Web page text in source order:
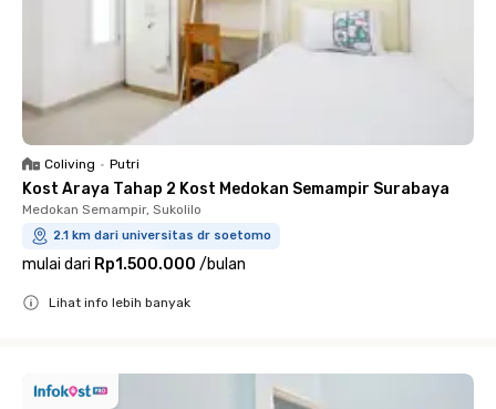
Coliving • Putri
Kost Araya Tahap 2 Kost Medokan Semampir Surabaya
Medokan Semampir, Sukolilo
2.1 km dari universitas dr soetomo
mulai dari Rp1.500.000 /bulan
Lihat info lebih banyak